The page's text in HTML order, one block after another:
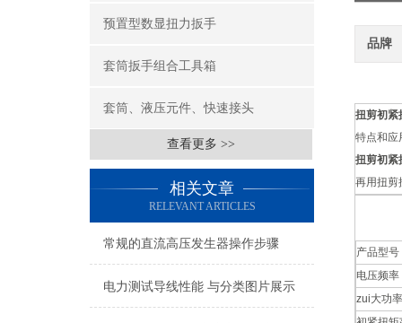
预置型数显扭力扳手
套筒扳手组合工具箱
套筒、液压元件、快速接头
查看更多 >>
相关文章
RELEVANT ARTICLES
常规的直流高压发生器操作步骤
电力测试导线性能 与分类图片展示
品牌
扭剪初紧
特点和应
扭剪初紧
再用扭剪
产品型号
电压频率
zui大功率